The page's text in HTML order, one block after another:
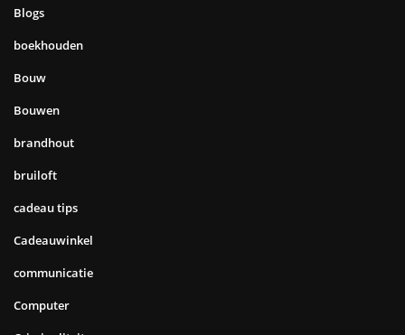
Blogs
boekhouden
Bouw
Bouwen
brandhout
bruiloft
cadeau tips
Cadeauwinkel
communicatie
Computer